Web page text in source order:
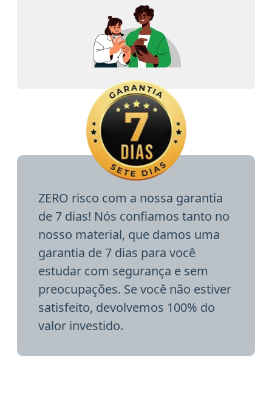
ZERO risco com a nossa garantia
de 7 dias! Nós confiamos tanto no
nosso material, que damos uma
garantia de 7 dias para você
estudar com segurança e sem
preocupações. Se você não estiver
satisfeito, devolvemos 100% do
valor investido.